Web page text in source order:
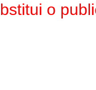
o